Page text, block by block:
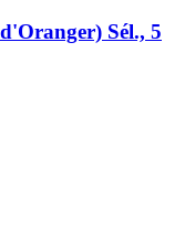
Sél., 5